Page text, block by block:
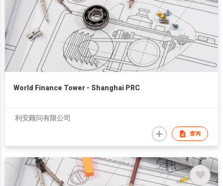
World Finance Tower - Shanghai PRC
利安顾问有限公司
查询